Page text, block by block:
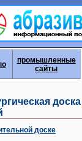
промышленные
сайты
доска
доске